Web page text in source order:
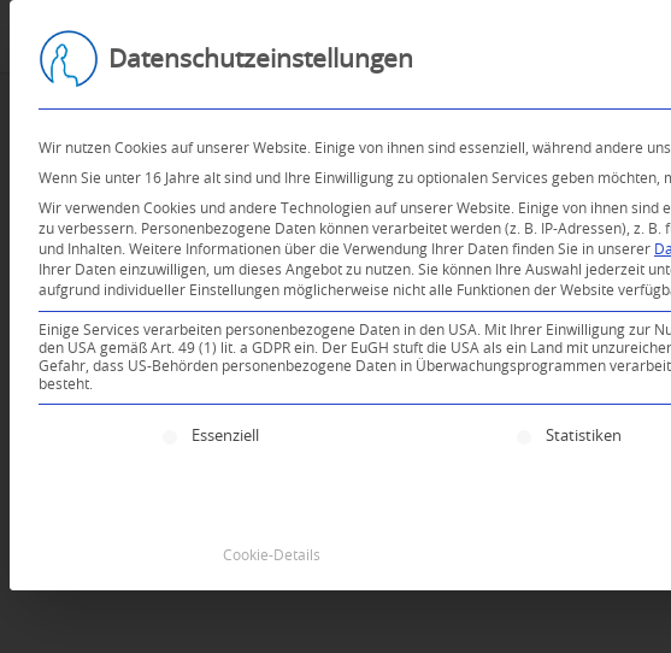
Datenschutzeinstellungen
Wir nutzen Cookies auf unserer Website. Einige von ihnen sind essenziell, während andere
Wenn Sie unter 16 Jahre alt sind und Ihre Einwilligung zu optionalen Services geben
Wir verwenden Cookies und andere Technologien auf unserer Website. Einige von ihnen
zu verbessern.
Personenbezogene Daten können verarbeitet werden (z. B. IP-Adressen), z.
und Inhalten. Weitere Informationen über die Verwendung Ihrer Daten finden Sie in unserer
Ihrer Daten einzuwilligen, um dieses Angebot zu nutzen. Sie können Ihre Auswahl jederzeit
aufgrund individueller Einstellungen möglicherweise nicht alle Funktionen der Website
Einige Services verarbeiten personenbezogene Daten in den USA. Mit Ihrer Einwilligung zur
den USA gemäß Art. 49 (1) lit. a GDPR ein. Der EuGH stuft die USA als ein Land mit
Gefahr, dass US-Behörden personenbezogene Daten in Überwachungsprogrammen
besteht.
Es folgt eine Liste der Service-Gruppen, für die eine
Essenziell Statistiken
Cookie-Details